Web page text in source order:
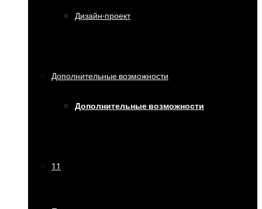
Дизайн-проект
Дополнительные возможности
Дополнительные возможности
11